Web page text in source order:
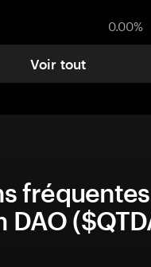
0.00%
Voir tout
DAO